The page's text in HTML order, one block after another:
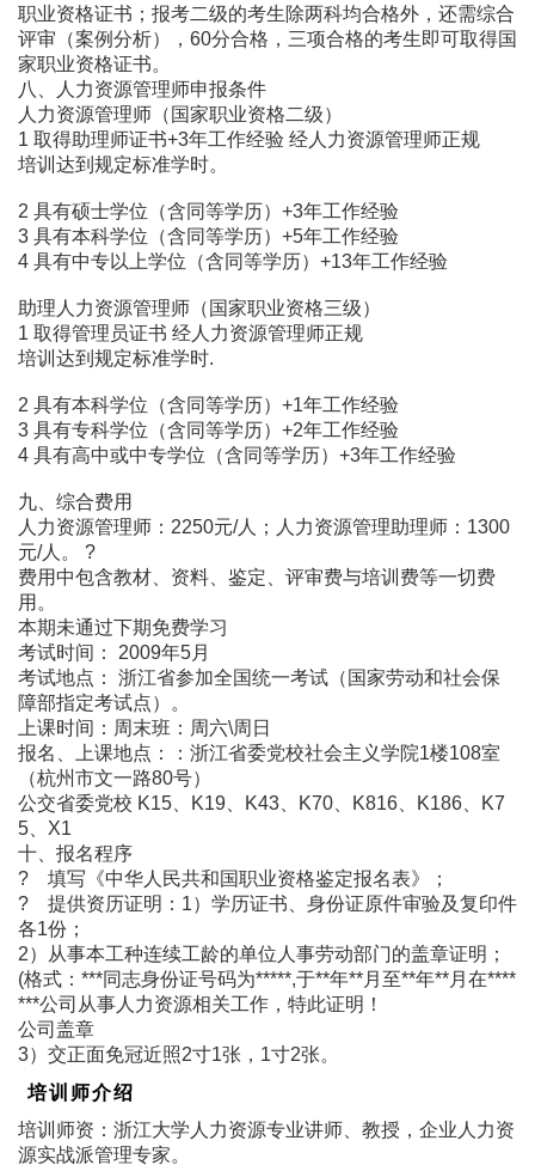
职业资格证书；报考二级的考生除两科均合格外，还需综合
评审（案例分析），60分合格，三项合格的考生即可取得国
家职业资格证书。
八、人力资源管理师申报条件
人力资源管理师（国家职业资格二级）
1 取得助理师证书+3年工作经验 经人力资源管理师正规
培训达到规定标准学时。
2 具有硕士学位（含同等学历）+3年工作经验
3 具有本科学位（含同等学历）+5年工作经验
4 具有中专以上学位（含同等学历）+13年工作经验
助理人力资源管理师（国家职业资格三级）
1 取得管理员证书 经人力资源管理师正规
培训达到规定标准学时.
2 具有本科学位（含同等学历）+1年工作经验
3 具有专科学位（含同等学历）+2年工作经验
4 具有高中或中专学位（含同等学历）+3年工作经验
九、综合费用
人力资源管理师：2250元/人；人力资源管理助理师：1300
元/人。 ?
费用中包含教材、资料、鉴定、评审费与培训费等一切费
用。
本期未通过下期免费学习
考试时间： 2009年5月
考试地点： 浙江省参加全国统一考试（国家劳动和社会保
障部指定考试点）。
上课时间：周末班：周六\周日
报名、上课地点：：浙江省委党校社会主义学院1楼108室
（杭州市文一路80号）
公交省委党校 K15、K19、K43、K70、K816、K186、K7
5、X1
十、报名程序
? 填写《中华人民共和国职业资格鉴定报名表》；
? 提供资历证明：1）学历证书、身份证原件审验及复印件
各1份；
2）从事本工种连续工龄的单位人事劳动部门的盖章证明；
(格式：***同志身份证号码为*****,于**年**月至**年**月在****
***公司从事人力资源相关工作，特此证明！
公司盖章
3）交正面免冠近照2寸1张，1寸2张。
培训师介绍
培训师资：浙江大学人力资源专业讲师、教授，企业人力资
源实战派管理专家。